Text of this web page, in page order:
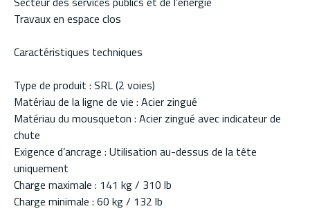
Travaux en espace clos
Caractéristiques techniques
Type de produit : SRL (2 voies)
Matériau de la ligne de vie : Acier zingué
Matériau du mousqueton : Acier zingué avec indicateur de
chute
Exigence d’ancrage : Utilisation au-dessus de la tête
uniquement
Charge maximale : 141 kg / 310 lb
Charge minimale : 60 kg / 132 lb